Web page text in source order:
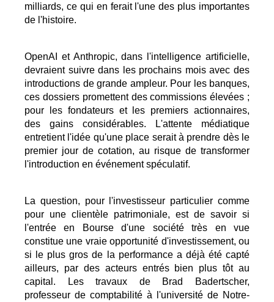
milliards, ce qui en ferait l'une des plus importantes
de l'histoire.
OpenAI et Anthropic, dans l'intelligence artificielle,
devraient suivre dans les prochains mois avec des
introductions de grande ampleur. Pour les banques,
ces dossiers promettent des commissions élevées ;
pour les fondateurs et les premiers actionnaires,
des gains considérables. L'attente médiatique
entretient l'idée qu'une place serait à prendre dès le
premier jour de cotation, au risque de transformer
l'introduction en événement spéculatif.
La question, pour l'investisseur particulier comme
pour une clientèle patrimoniale, est de savoir si
l'entrée en Bourse d'une société très en vue
constitue une vraie opportunité d'investissement, ou
si le plus gros de la performance a déjà été capté
ailleurs, par des acteurs entrés bien plus tôt au
capital. Les travaux de Brad Badertscher,
professeur de comptabilité à l'université de Notre-